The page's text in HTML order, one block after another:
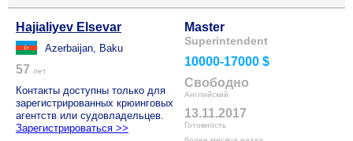
Hajialiyev Elsevar
Azerbaijan, Baku
57 лет
Контакты доступны только для
зарегистрированных крюинговых
агентств или судовладельцев.
Зарегистрироваться >>
Master
Superintendent
10000-17000 $
Свободно
Английский
13.11.2017
Готовность